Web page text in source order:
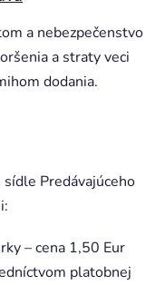
a nebezpečenstvo
a straty veci
dodania.
Predávajúceho
– cena 1,50 Eur
platobnej